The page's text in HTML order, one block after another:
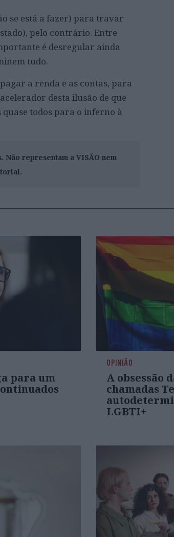
se está a fazer) para travar
pelo contrário. Entre
é desregular ainda
tudo.
a renda e as contas, para
desta ilusão de que
todos para o inferno à
representam a VISÃO nem
para um
OPINIÃO
A obsessão
chamadas
LGBTI+